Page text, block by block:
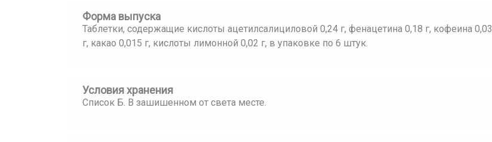
Форма выпуска
Таблетки, содержащие кислоты ацетилсалициловой 0,24 г, фенацетина 0,18 г, кофеина 0,03
г, какао 0,015 г, кислоты лимонной 0,02 г, в упаковке по 6 штук.
Условия хранения
Список Б. В зашишенном от света месте.